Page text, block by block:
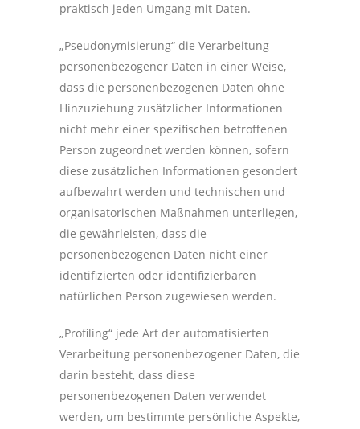
praktisch jeden Umgang mit Daten.
„Pseudonymisierung“ die Verarbeitung
personenbezogener Daten in einer Weise,
dass die personenbezogenen Daten ohne
Hinzuziehung zusätzlicher Informationen
nicht mehr einer spezifischen betroffenen
Person zugeordnet werden können, sofern
diese zusätzlichen Informationen gesondert
aufbewahrt werden und technischen und
organisatorischen Maßnahmen unterliegen,
die gewährleisten, dass die
personenbezogenen Daten nicht einer
identifizierten oder identifizierbaren
natürlichen Person zugewiesen werden.
„Profiling“ jede Art der automatisierten
Verarbeitung personenbezogener Daten, die
darin besteht, dass diese
personenbezogenen Daten verwendet
werden, um bestimmte persönliche Aspekte,